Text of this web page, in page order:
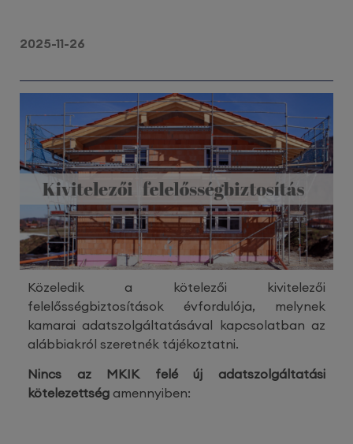
2025-11-26
Közeledik a kötelezői kivitelezői
felelősségbiztosítások évfordulója, melynek
kamarai adatszolgáltatásával kapcsolatban az
alábbiakról szeretnék tájékoztatni.
Nincs az MKIK felé új adatszolgáltatási
kötelezettség amennyiben: